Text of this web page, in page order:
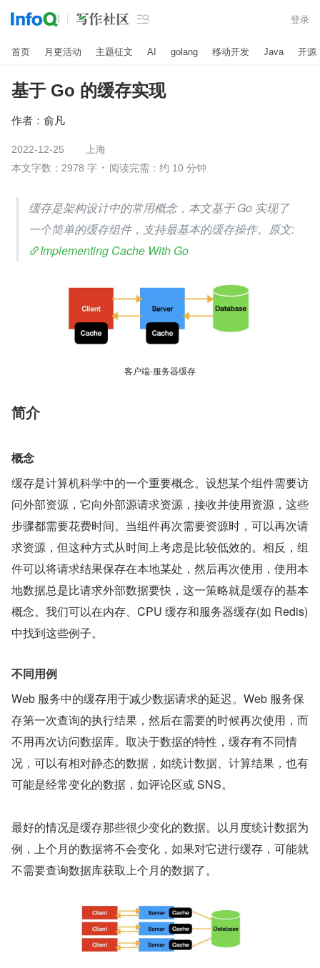
 登录
首页 月更活动 主题征文 AI golang 移动开发 Java 开源
基于 Go 的缓存实现
作者： 俞凡
2022-12-25
上海
本文字数：2978 字
阅读完需：约 10 分钟
缓存是架构设计中的常用概念，本文基于 Go 实现了
Implementing Cache With Go
客户端-服务器缓存
简介
概念
缓存是计算机科学中的一个重要概念。设想某个组件需要访
问外部资源，它向外部源请求资源，接收并使用资源，这些
步骤都需要花费时间。当组件再次需要资源时，可以再次请
求资源，但这种方式从时间上考虑是比较低效的。相反，组
件可以将请求结果保存在本地某处，然后再次使用，使用本
地数据总是比请求外部数据要快，这一策略就是缓存的基本
概念。我们可以在内存、CPU 缓存和服务器缓存(如 Redis)
中找到这些例子。
不同用例
Web 服务中的缓存用于减少数据请求的延迟。Web 服务保
存第一次查询的执行结果，然后在需要的时候再次使用，而
不用再次访问数据库。取决于数据的特性，缓存有不同情
况，可以有相对静态的数据，如统计数据、计算结果，也有
可能是经常变化的数据，如评论区或 SNS。
最好的情况是缓存那些很少变化的数据。以月度统计数据为
例，上个月的数据将不会变化，如果对它进行缓存，可能就
不需要查询数据库获取上个月的数据了。